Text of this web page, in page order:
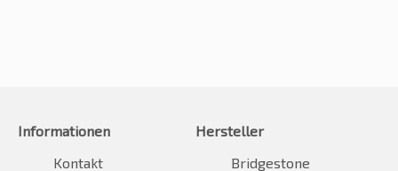
Informationen
Kontakt
Hersteller
Bridgestone